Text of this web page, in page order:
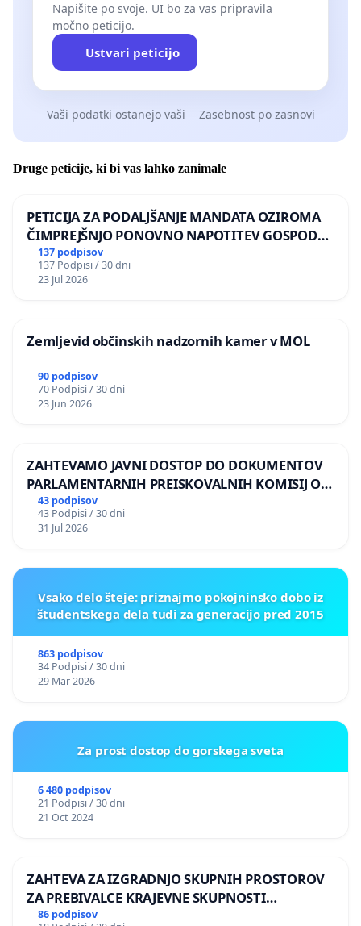
Napišite po svoje. UI bo za vas pripravila
močno peticijo.
Ustvari peticijo
Vaši podatki ostanejo vaši Zasebnost po zasnovi
Druge peticije, ki bi vas lahko zanimale
PETICIJA ZA PODALJŠANJE MANDATA OZIROMA
ČIMPREJŠNJO PONOVNO NAPOTITEV GOSPODA
BERNARDA ŠRAJNERJA NA VELEPOSLANIŠTVO
REPUBLIKE SLOVENIJE V MOSKVI
137 podpisov
137 Podpisi / 30 dni
23 Jul 2026
Zemljevid občinskih nadzornih kamer v MOL
90 podpisov
70 Podpisi / 30 dni
23 Jun 2026
ZAHTEVAMO JAVNI DOSTOP DO DOKUMENTOV
PARLAMENTARNIH PREISKOVALNIH KOMISIJ O
ILEGALNI TRGOVINI Z OROŽJEM
43 podpisov
43 Podpisi / 30 dni
31 Jul 2026
Vsako delo šteje: priznajmo pokojninsko dobo iz
študentskega dela tudi za generacijo pred 2015
863 podpisov
34 Podpisi / 30 dni
29 Mar 2026
Za prost dostop do gorskega sveta
6 480 podpisov
21 Podpisi / 30 dni
21 Oct 2024
ZAHTEVA ZA IZGRADNJO SKUPNIH PROSTOROV
ZA PREBIVALCE KRAJEVNE SKUPNOSTI
PRESTRANEK
86 podpisov